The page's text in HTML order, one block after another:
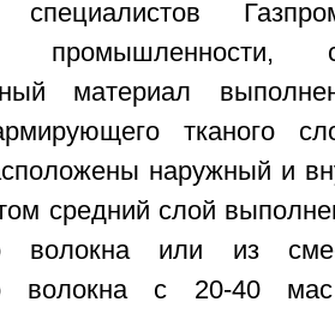
специалистов
промышленности,
материал
тканого
наружный и
средний слой
волокна или из
волокна с 20-40